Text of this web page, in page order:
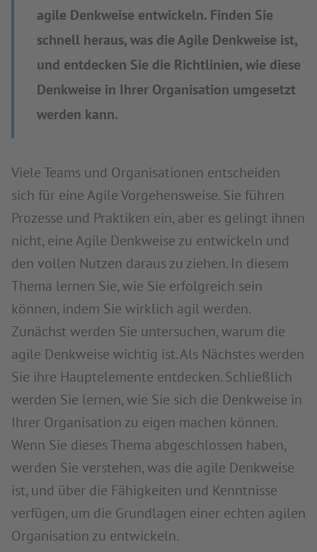
agile Denkweise entwickeln. Finden Sie
schnell heraus, was die Agile Denkweise ist,
und entdecken Sie die Richtlinien, wie diese
Denkweise in Ihrer Organisation umgesetzt
werden kann.
Viele Teams und Organisationen entscheiden
sich für eine Agile Vorgehensweise. Sie führen
Prozesse und Praktiken ein, aber es gelingt ihnen
nicht, eine Agile Denkweise zu entwickeln und
den vollen Nutzen daraus zu ziehen. In diesem
Thema lernen Sie, wie Sie erfolgreich sein
können, indem Sie wirklich agil werden.
Zunächst werden Sie untersuchen, warum die
agile Denkweise wichtig ist. Als Nächstes werden
Sie ihre Hauptelemente entdecken. Schließlich
werden Sie lernen, wie Sie sich die Denkweise in
Ihrer Organisation zu eigen machen können.
Wenn Sie dieses Thema abgeschlossen haben,
werden Sie verstehen, was die agile Denkweise
ist, und über die Fähigkeiten und Kenntnisse
verfügen, um die Grundlagen einer echten agilen
Organisation zu entwickeln.